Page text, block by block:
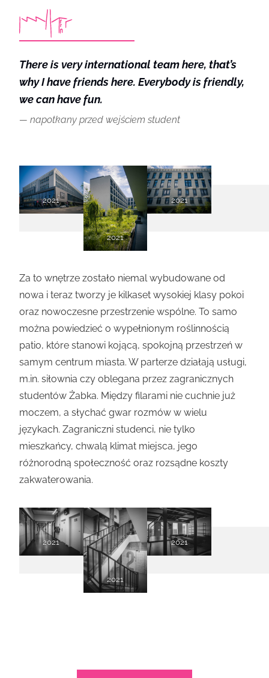
There is very international team here, that’s
why I have friends here. Everybody is friendly,
we can have fun.
napotkany przed wejściem student
2021
2021
2021
Za to wnętrze zostało niemal wybudowane od
nowa i teraz tworzy je kilkaset wysokiej klasy pokoi
oraz nowoczesne przestrzenie wspólne. To samo
można powiedzieć o wypełnionym roślinnością
patio, które stanowi kojącą, spokojną przestrzeń w
samym centrum miasta. W parterze działają usługi,
m.in. siłownia czy oblegana przez zagranicznych
studentów Żabka. Między filarami nie cuchnie już
moczem, a słychać gwar rozmów w wielu
językach. Zagraniczni studenci, nie tylko
mieszkańcy, chwalą klimat miejsca, jego
różnorodną społeczność oraz rozsądne koszty
zakwaterowania.
2021
2021
2021